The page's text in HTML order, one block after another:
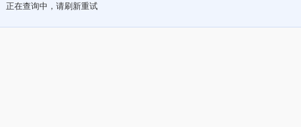
正在查询中，请刷新重试